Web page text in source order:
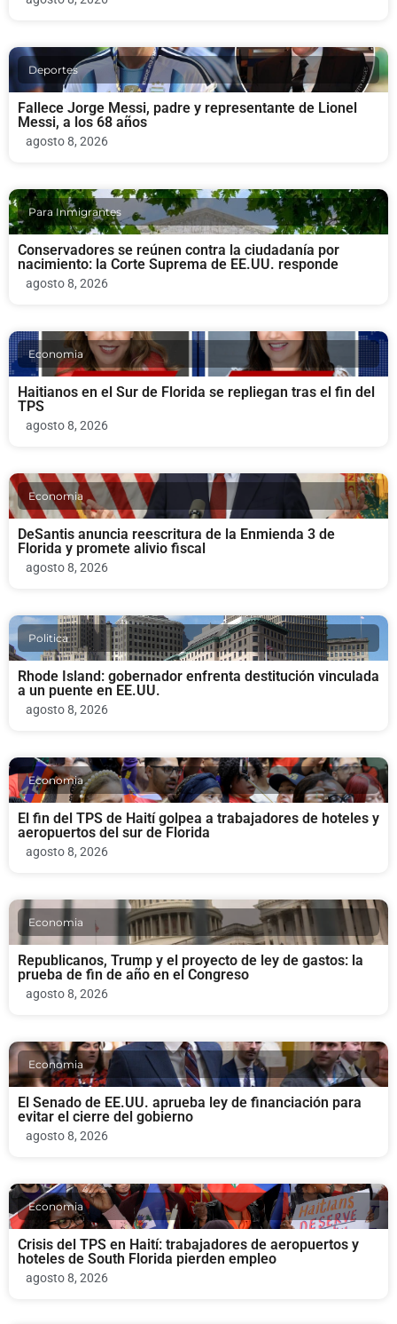
Deportes
Fallece Jorge Messi, padre y representante de Lionel
Messi, a los 68 años
agosto 8, 2026
Para Inmigrantes
Conservadores se reúnen contra la ciudadanía por
nacimiento: la Corte Suprema de EE.UU. responde
agosto 8, 2026
Economia
Haitianos en el Sur de Florida se repliegan tras el fin del
TPS
agosto 8, 2026
Economia
DeSantis anuncia reescritura de la Enmienda 3 de
Florida y promete alivio fiscal
agosto 8, 2026
Politica
Rhode Island: gobernador enfrenta destitución vinculada
a un puente en EE.UU.
agosto 8, 2026
Economia
El fin del TPS de Haití golpea a trabajadores de hoteles y
aeropuertos del sur de Florida
agosto 8, 2026
Economia
Republicanos, Trump y el proyecto de ley de gastos: la
prueba de fin de año en el Congreso
agosto 8, 2026
Economia
El Senado de EE.UU. aprueba ley de financiación para
evitar el cierre del gobierno
agosto 8, 2026
Economia
Crisis del TPS en Haití: trabajadores de aeropuertos y
hoteles de South Florida pierden empleo
agosto 8, 2026